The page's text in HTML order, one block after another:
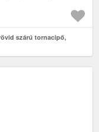
szárú tornacipő,